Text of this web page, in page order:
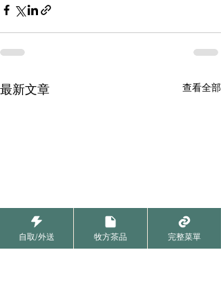
最新文章 查看全部
自取/外送 牧方茶品 完整菜單